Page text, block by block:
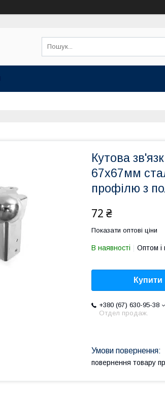
Кутова
67х67мм
профілю з
72 ₴
Показати оптові ціни
В наявності Оптом і
Купити
+380 (67) 630-95-38
Отдел продаж.
повернення товару